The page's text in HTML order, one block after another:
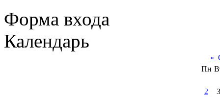
Форма входа
Календарь
«
Пн
2
3